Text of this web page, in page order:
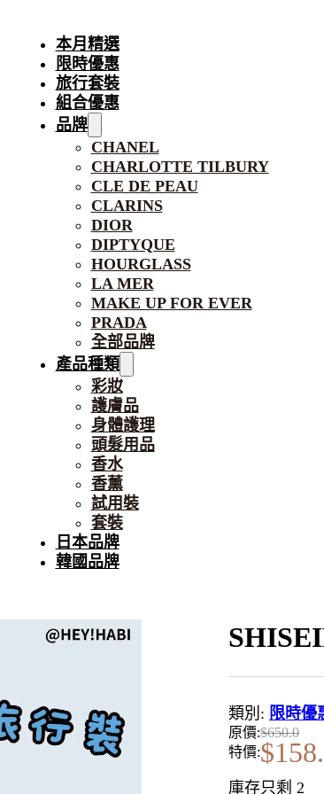
本月精選
限時優惠
旅行套裝
組合優惠
品牌
CHANEL
CHARLOTTE TILBURY
CLE DE PEAU
CLARINS
DIOR
DIPTYQUE
HOURGLASS
LA MER
MAKE UP FOR EVER
PRADA
全部品牌
產品種類
彩妝
護膚品
身體護理
頭髮用品
香水
香薰
試用裝
套裝
日本品牌
韓國品牌
類別: 限時優
原價:$650.0
特價:$
庫存只剩 2